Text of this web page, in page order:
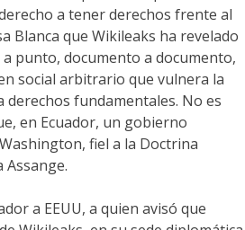
a tener derechos frente al
Blanca que Wikileaks ha revelado
punto, documento a documento,
social arbitrario que vulnera la
derechos fundamentales. No es
en Ecuador, un gobierno
fiel a la Doctrina
a EEUU, a quien avisó que